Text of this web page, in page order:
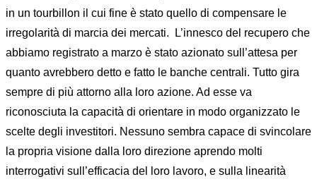
in un tourbillon il cui fine è stato quello di compensare le
irregolarità di marcia dei mercati. L’innesco del recupero che
abbiamo registrato a marzo è stato azionato sull’attesa per
quanto avrebbero detto e fatto le banche centrali. Tutto gira
sempre di più attorno alla loro azione. Ad esse va
riconosciuta la capacità di orientare in modo organizzato le
scelte degli investitori. Nessuno sembra capace di svincolare
la propria visione dalla loro direzione aprendo molti
interrogativi sull’efficacia del loro lavoro, e sulla linearità